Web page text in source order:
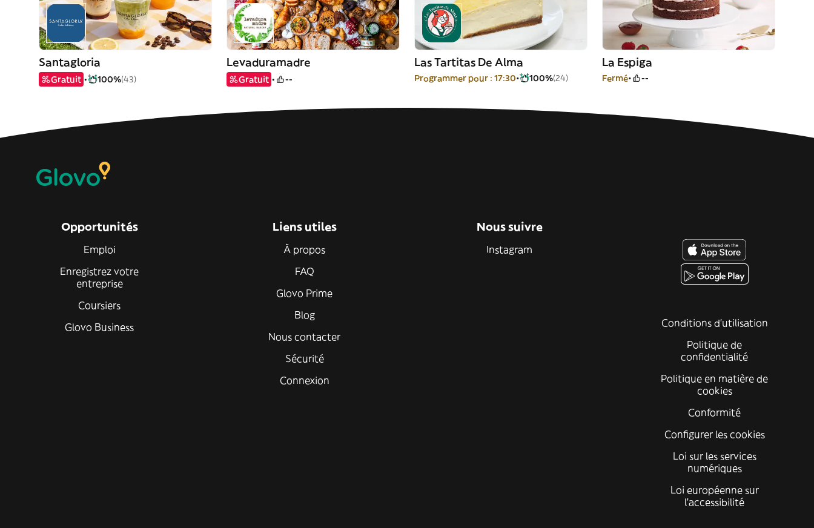
Santagloria
Gratuit 100%(43)
Levaduramadre
Gratuit --
Las Tartitas De Alma
Programmer pour : 17:30 100%(24)
La Espiga
Fermé --
Opportunités
Emploi
Enregistrez votre
entreprise
Coursiers
Glovo Business
Liens utiles
À propos
FAQ
Glovo Prime
Blog
Nous contacter
Sécurité
Connexion
Nous suivre
Instagram
Conditions d'utilisation
Politique de
confidentialité
Politique en matière de
cookies
Conformité
Configurer les cookies
Loi sur les services
numériques
Loi européenne sur
l’accessibilité